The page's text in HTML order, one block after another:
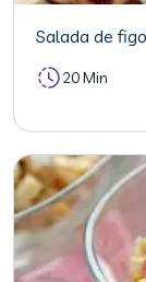
Salada de
20 Min